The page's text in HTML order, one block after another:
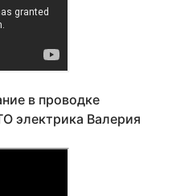
в проводке
электрика Валерия